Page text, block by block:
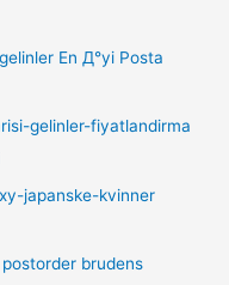
En Д°yi Posta
gelinler-fiyatlandirma
japanske-kvinner
brudens